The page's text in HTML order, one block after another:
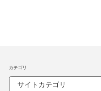
カテゴリ
サイトカテゴリ